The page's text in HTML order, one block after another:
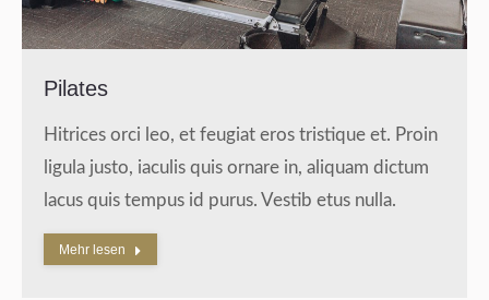
Pilates
Hitrices orci leo, et feugiat eros tristique et. Proin
ligula justo, iaculis quis ornare in, aliquam dictum
lacus quis tempus id purus. Vestib etus nulla.
Mehr lesen